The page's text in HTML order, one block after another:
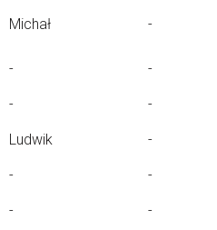
Michał -
- -
- -
Ludwik -
- -
- -